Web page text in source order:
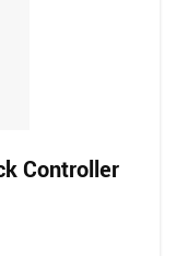
Controller